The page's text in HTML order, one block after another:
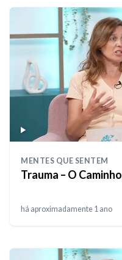
MENTES QUE SENTEM
Trauma – O
há aproximadamente 1 ano